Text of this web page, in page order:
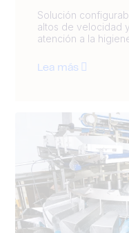
Solución
altos de velocidad
atención a la
Lea más